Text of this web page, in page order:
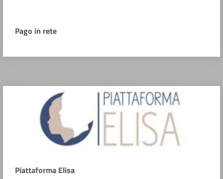
Pago in rete
Piattaforma Elisa